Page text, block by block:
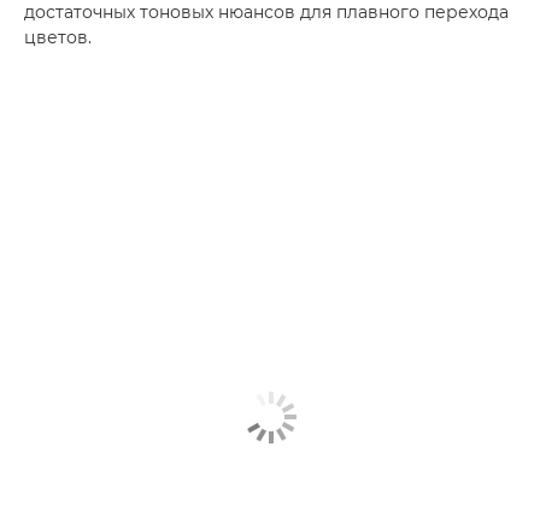
достаточных тоновых нюансов для плавного перехода
цветов.